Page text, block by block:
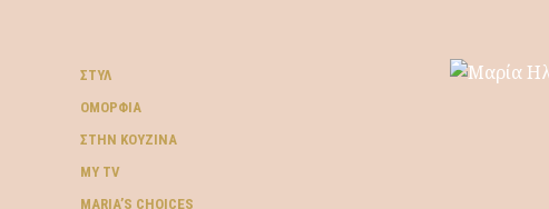
ΣΤΥΛ
ΟΜΟΡΦΙΆ
ΣΤΗΝ ΚΟΥΖΊΝΑ
MY TV
ΜARIA’S CHOICES